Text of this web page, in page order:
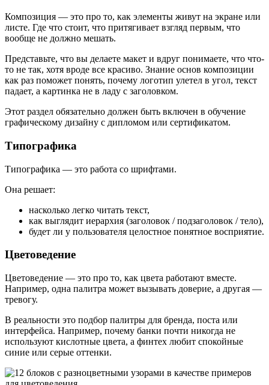
Композиция — это про то, как элементы живут на экране или
листе. Где что стоит, что притягивает взгляд первым, что
вообще не должно мешать.
Представьте, что вы делаете макет и вдруг понимаете, что что-
то не так, хотя вроде все красиво. Знание основ композиции
как раз поможет понять, почему логотип улетел в угол, текст
падает, а картинка не в ладу с заголовком.
Этот раздел обязательно должен быть включен в обучение
графическому дизайну с дипломом или сертификатом.
Типографика
Типографика — это работа со шрифтами.
Она решает:
насколько легко читать текст,
как выглядит иерархия (заголовок / подзаголовок / тело),
будет ли у пользователя целостное понятное восприятие.
Цветоведение
Цветоведение — это про то, как цвета работают вместе.
Например, одна палитра может вызывать доверие, а другая —
тревогу.
В реальности это подбор палитры для бренда, поста или
интерфейса. Например, почему банки почти никогда не
используют кислотные цвета, а финтех любит спокойные
синие или серые оттенки.